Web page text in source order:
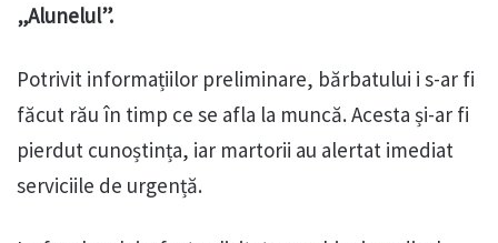
„Alunelul”.
Potrivit informațiilor preliminare, bărbatului i s-ar fi
făcut rău în timp ce se afla la muncă. Acesta și-ar fi
pierdut cunoștința, iar martorii au alertat imediat
serviciile de urgență.